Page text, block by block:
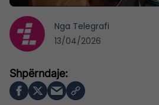
Nga Telegrafi
13/04/2026